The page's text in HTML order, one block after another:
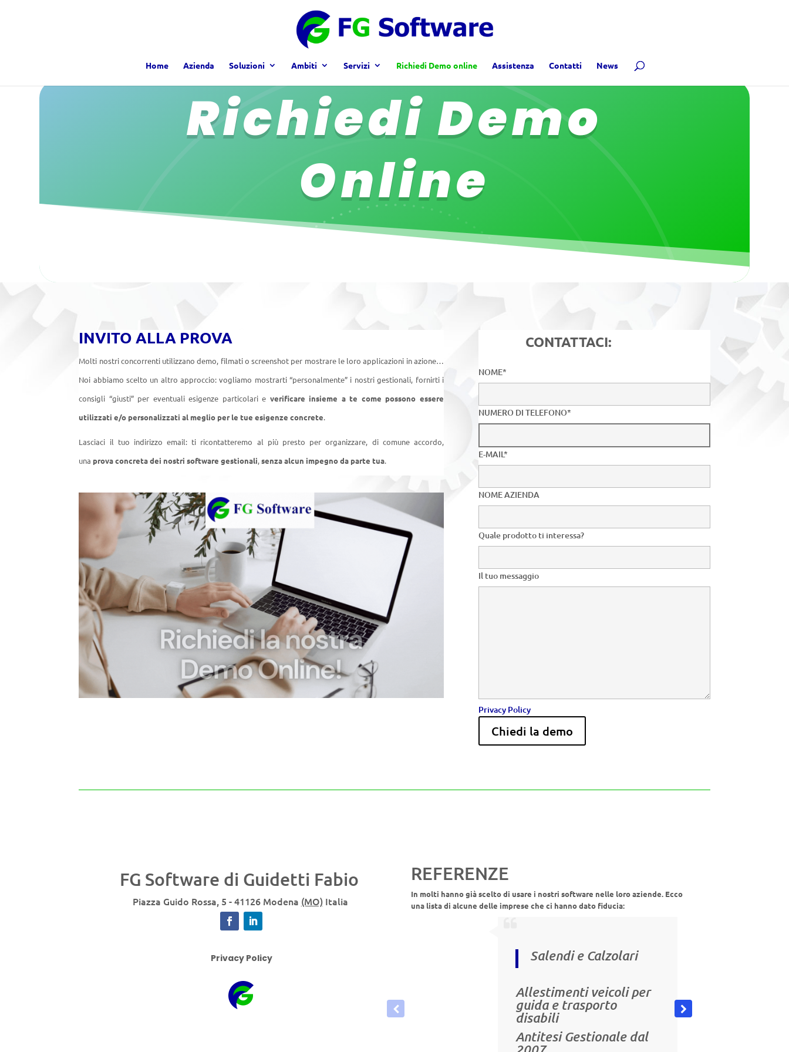
Home Azienda Soluzioni Ambiti Servizi Richiedi Demo online Assistenza Contatti News
Richiedi Demo
Online
INVITO ALLA PROVA
Molti nostri concorrenti utilizzano demo, filmati o screenshot per mostrare le loro applicazioni in azione…
Noi abbiamo scelto un altro approccio: vogliamo mostrarti “personalmente” i nostri gestionali, fornirti i
consigli “giusti” per eventuali esigenze particolari e verificare insieme a te come possono essere
utilizzati e/o personalizzati al meglio per le tue esigenze concrete.
Lasciaci il tuo indirizzo email: ti ricontatteremo al più presto per organizzare, di comune accordo,
una prova concreta dei nostri software gestionali,senza alcun impegno da parte tua.
CONTATTACI:
NOME*
NUMERO DI TELEFONO*
E-MAIL*
NOME AZIENDA
Quale prodotto ti interessa?
Il tuo messaggio
Privacy Policy
Chiedi la demo
FG Software di Guidetti Fabio
Piazza Guido Rossa, 5 -41126 Modena (MO) Italia
Privacy Policy
REFERENZE
In molti hanno già scelto di usare i nostri software nelle loro aziende. Ecco
una lista di alcune delle imprese che ci hanno dato fiducia:
Salendi e Calzolari
Allestimenti veicoli per
guida e trasporto
disabili
Antitesi Gestionaledal